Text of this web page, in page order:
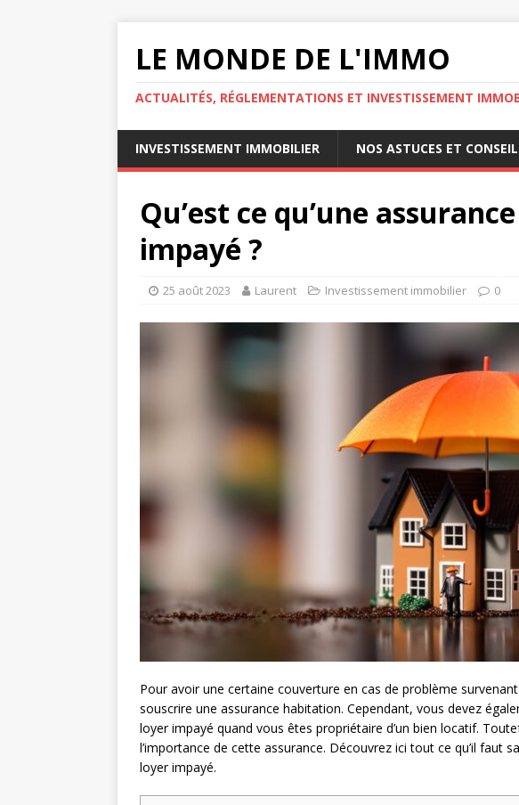
LE MONDE DE L'IMMO
ACTUALITÉS, RÉGLEMENTATIONS ET INVESTISSEMENT
INVESTISSEMENT IMMOBILIER NOS ASTUCES ET
Qu’est ce qu’une
impayé ?
25 août 2023 Laurent Investissement immobilier 0
Pour avoir une certaine couverture en cas de problème
souscrire une assurance habitation. Cependant, vous devez
loyer impayé quand vous êtes propriétaire d’un bien locatif.
l’importance de cette assurance. Découvrez ici tout ce qu’il faut
loyer impayé.